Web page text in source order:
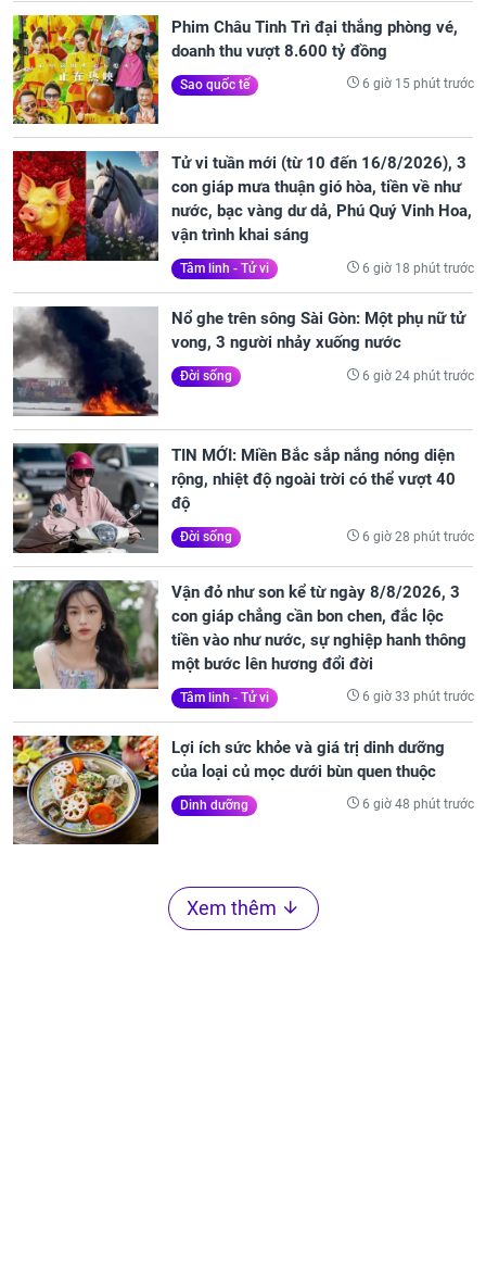
Phim Châu Tinh Trì đại thắng phòng vé,
doanh thu vượt 8.600 tỷ đồng
Sao quốc tế 6 giờ 15 phút trước
Tử vi tuần mới (từ 10 đến 16/8/2026), 3
con giáp mưa thuận gió hòa, tiền về như
nước, bạc vàng dư dả, Phú Quý Vinh Hoa,
vận trình khai sáng
Tâm linh - Tử vi 6 giờ 18 phút trước
Nổ ghe trên sông Sài Gòn: Một phụ nữ tử
vong, 3 người nhảy xuống nước
Đời sống 6 giờ 24 phút trước
TIN MỚI: Miền Bắc sắp nắng nóng diện
rộng, nhiệt độ ngoài trời có thể vượt 40
độ
Đời sống 6 giờ 28 phút trước
Vận đỏ như son kể từ ngày 8/8/2026, 3
con giáp chẳng cần bon chen, đắc lộc
tiền vào như nước, sự nghiệp hanh thông
một bước lên hương đổi đời
Tâm linh - Tử vi 6 giờ 33 phút trước
Lợi ích sức khỏe và giá trị dinh dưỡng
của loại củ mọc dưới bùn quen thuộc
Dinh dưỡng 6 giờ 48 phút trước
Xem thêm